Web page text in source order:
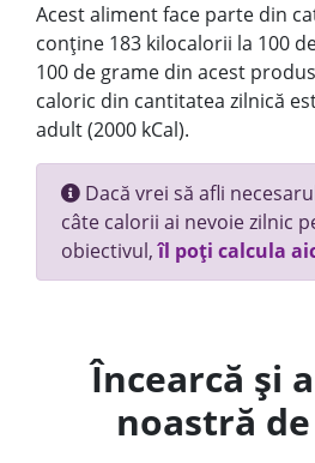
Acest aliment face parte din
conține 183 kilocalorii la 100
100 de grame din acest
caloric din cantitatea zilnică
adult (2000 kCal).
Dacă vrei să afli
câte calorii ai nevoie zilnic
obiectivul,îl poți calcula
Încearcă și
noastră